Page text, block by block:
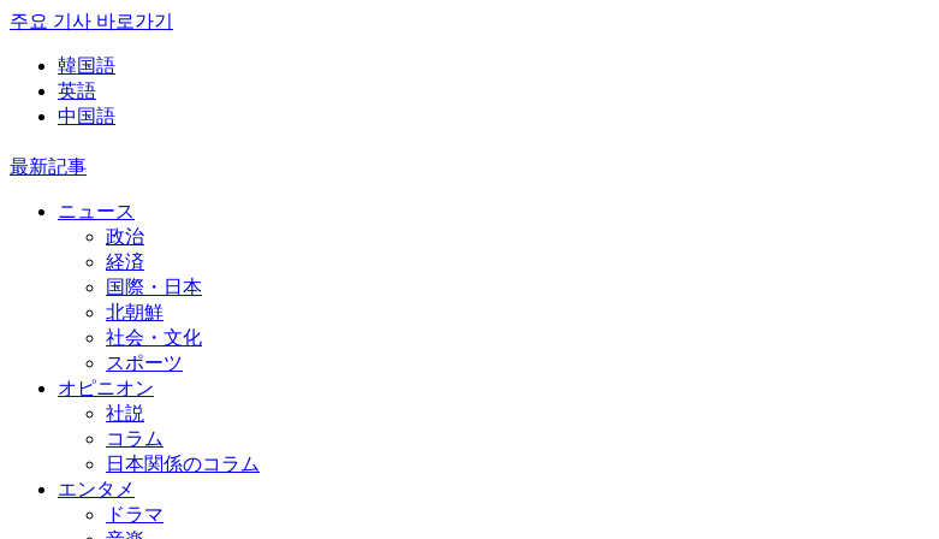
주요 기사 바로가기
韓国語
英語
中国語
最新記事
ニュース
政治
経済
国際・日本
北朝鮮
社会・文化
スポーツ
オピニオン
社説
コラム
日本関係のコラム
エンタメ
ドラマ